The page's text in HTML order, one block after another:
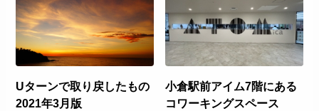
Uターンで取り戻したもの
2021年3月版
小倉駅前アイム7階にある
コワーキングスペース